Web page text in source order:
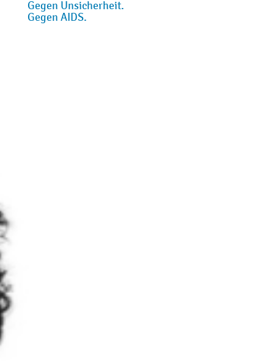
Gegen Unsicherheit.
Gegen AIDS.